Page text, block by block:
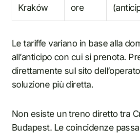
Kraków ore
Le tariffe variano in base alla
all’anticipo con cui si prenota.
direttamente sul sito
soluzione più diretta.
Non esiste un treno diretto tra
Budapest. Le coincidenze